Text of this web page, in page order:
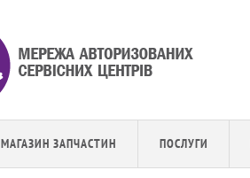
МАГАЗИН ЗАПЧАСТИН ПОСЛУГИ